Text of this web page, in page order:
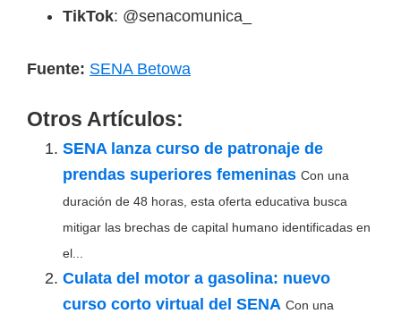
TikTok: @senacomunica_
Fuente: SENA Betowa
Otros Artículos:
SENA lanza curso de patronaje de
prendas superiores femeninas Con una
duración de 48 horas, esta oferta educativa busca
mitigar las brechas de capital humano identificadas en
el...
Culata del motor a gasolina: nuevo
curso corto virtual del SENA Con una